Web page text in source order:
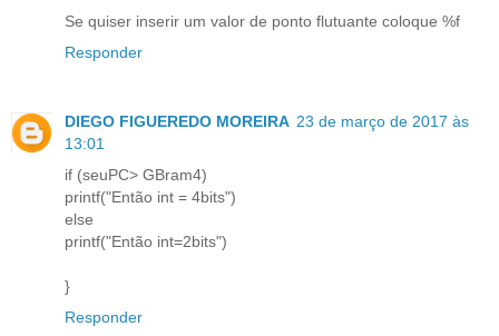
Se quiser inserir um valor de ponto flutuante coloque %f
Responder
DIEGO FIGUEREDO MOREIRA 23 de março de 2017 às
13:01
if (seuPC> GBram4)
printf("Então int = 4bits")
else
printf("Então int=2bits")
}
Responder